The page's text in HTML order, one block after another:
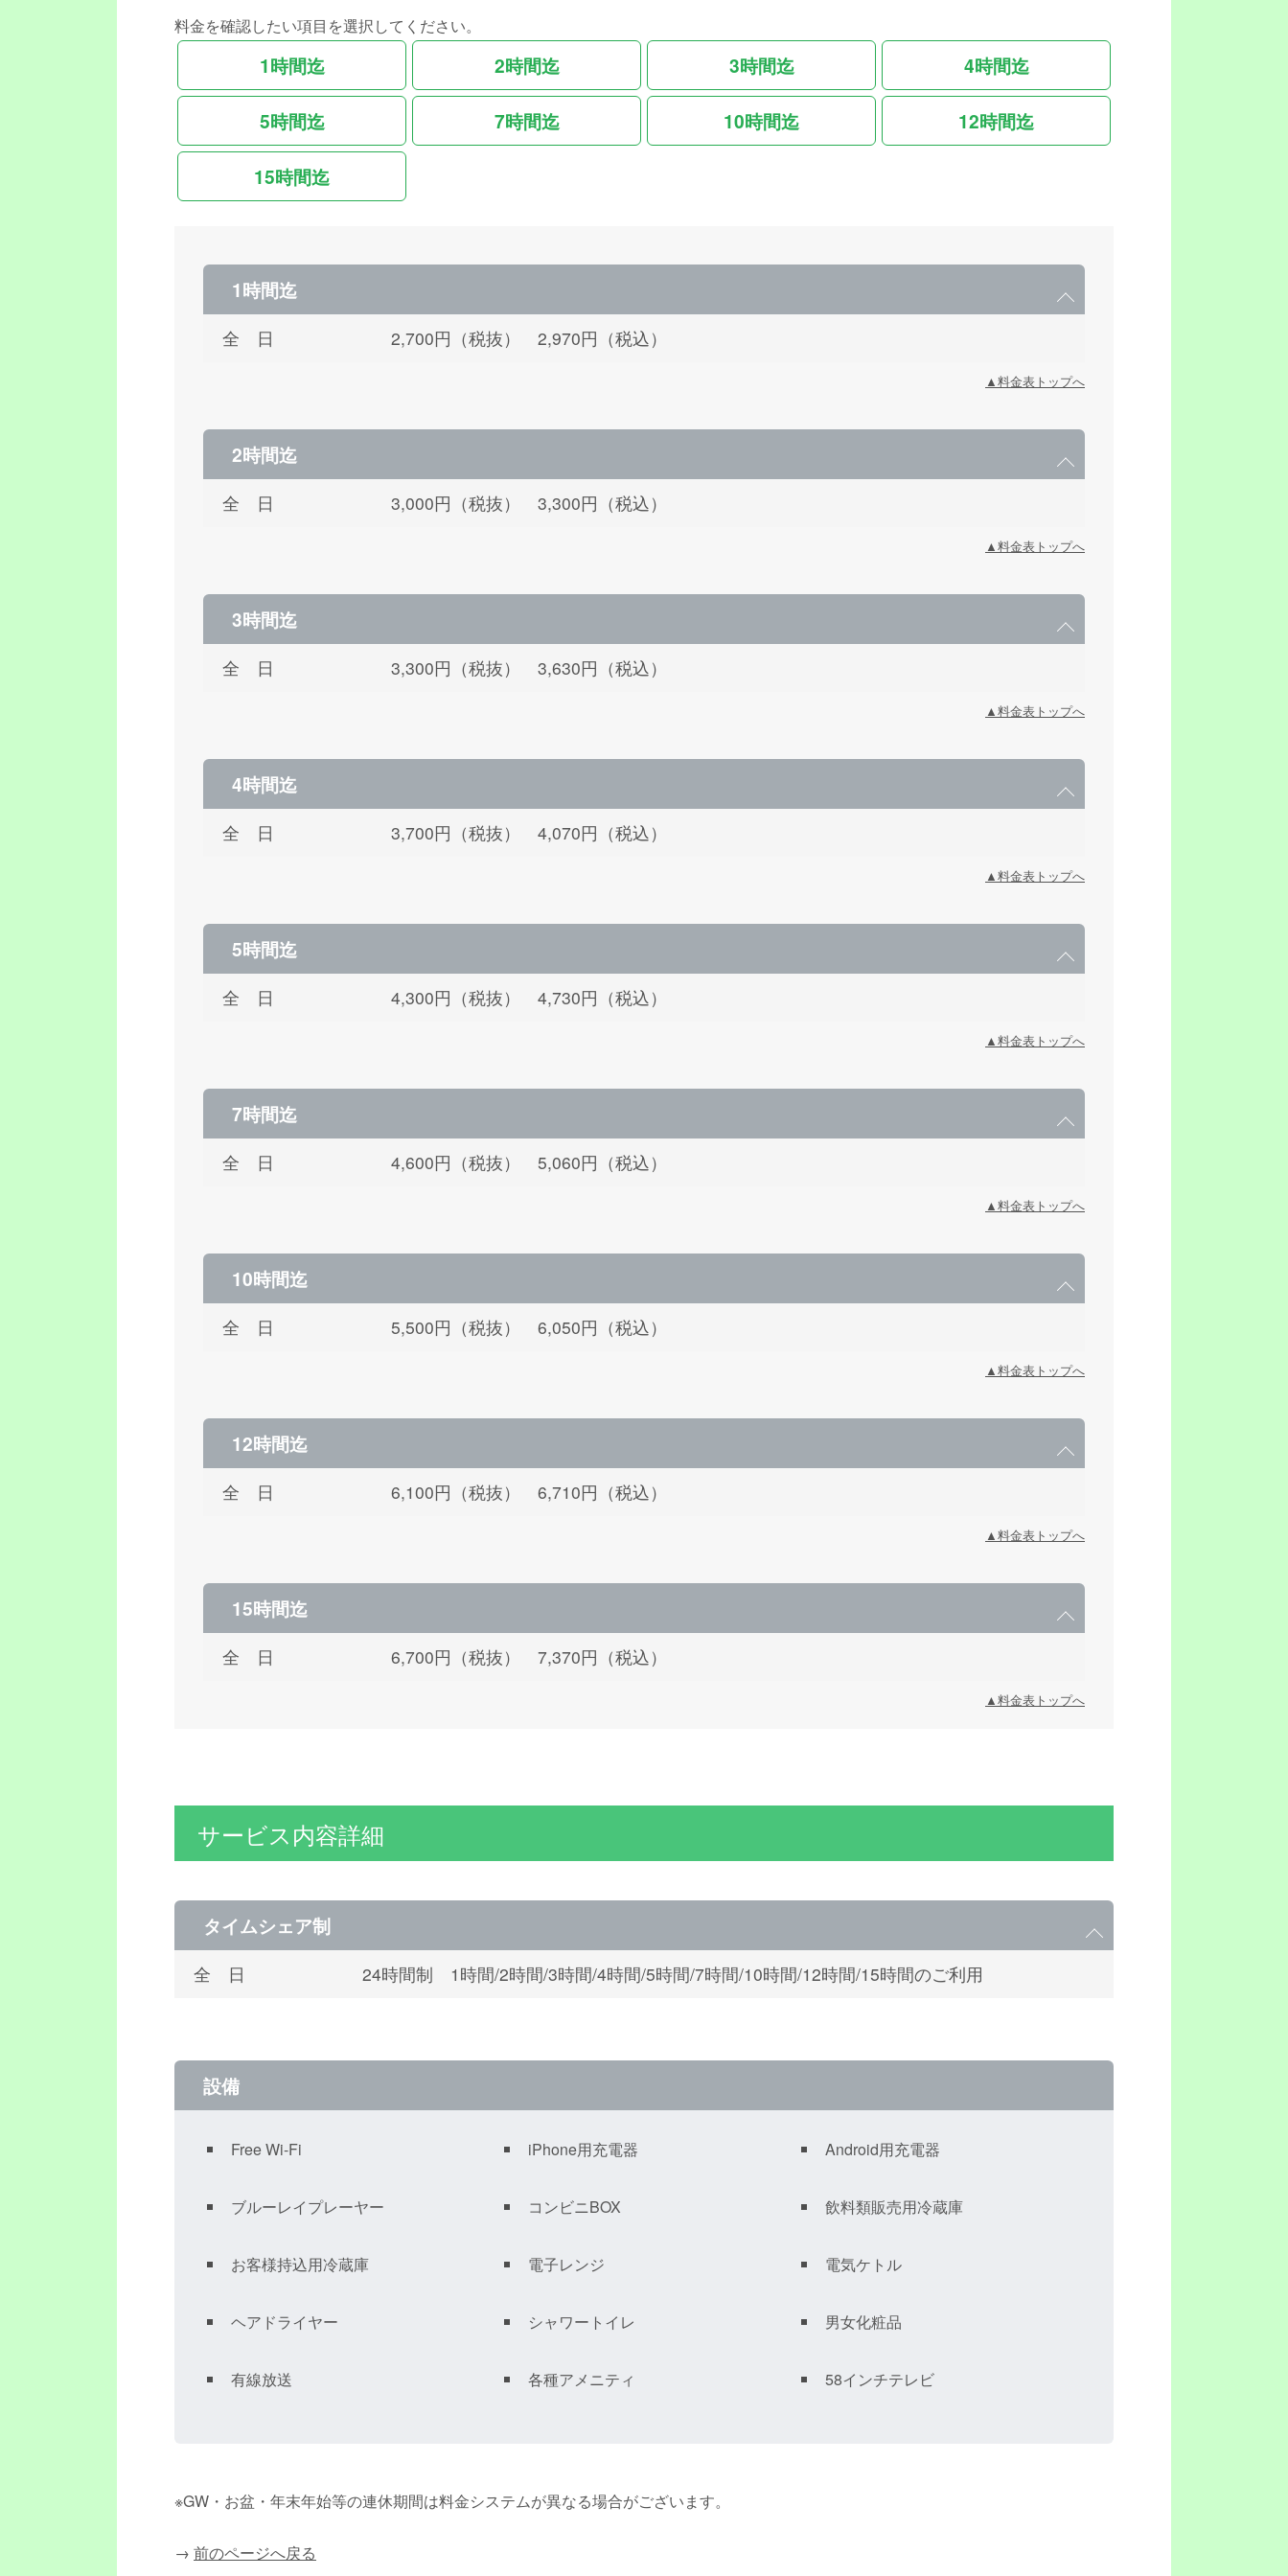
料金を確認したい項目を選択してください。
1時間迄 2時間迄 3時間迄 4時間迄
5時間迄 7時間迄 10時間迄 12時間迄
15時間迄
1時間迄
全 日 2,700円（税抜） 2,970円（税込）
▲料金表トップへ
2時間迄
全 日 3,000円（税抜） 3,300円（税込）
▲料金表トップへ
3時間迄
全 日 3,300円（税抜） 3,630円（税込）
▲料金表トップへ
4時間迄
全 日 3,700円（税抜） 4,070円（税込）
▲料金表トップへ
5時間迄
全 日 4,300円（税抜） 4,730円（税込）
▲料金表トップへ
7時間迄
全 日 4,600円（税抜） 5,060円（税込）
▲料金表トップへ
10時間迄
全 日 5,500円（税抜） 6,050円（税込）
▲料金表トップへ
12時間迄
全 日 6,100円（税抜） 6,710円（税込）
▲料金表トップへ
15時間迄
全 日 6,700円（税抜） 7,370円（税込）
▲料金表トップへ
サービス内容詳細
タイムシェア制
全 日 24時間制 1時間/2時間/3時間/4時間/5時間/7時間/10時間/12時間/15時間のご利用
設備
Free Wi-Fi iPhone用充電器 Android用充電器
ブルーレイプレーヤー コンビニBOX 飲料類販売用冷蔵庫
お客様持込用冷蔵庫 電子レンジ 電気ケトル
ヘアドライヤー シャワートイレ 男女化粧品
有線放送 各種アメニティ 58インチテレビ
※GW・お盆・年末年始等の連休期間は料金システムが異なる場合がございます。
→ 前のページへ戻る